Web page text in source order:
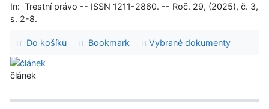
In: Trestní právo -- ISSN 1211-2860. -- Roč. 29, (2025), č. 3,
s. 2-8.
Do košíku Bookmark Vybrané dokumenty
článek